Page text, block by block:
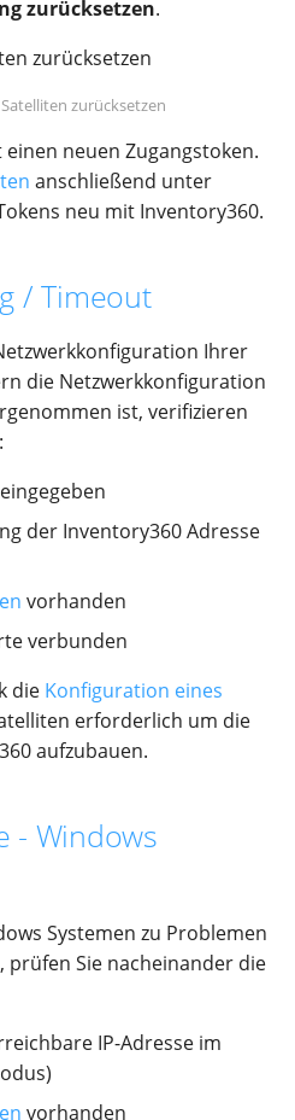
zurücksetzen.
zurücksetzen
neuen Zugangstoken.
anschließend unter
neu mit Inventory360.
/ Timeout
Ihrer
die Netzwerkkonfiguration
ist, verifizieren
der Inventory360 Adresse
vorhanden
verbunden
die Konfiguration eines
erforderlich um die
aufzubauen.
- Windows
Systemen zu Problemen
prüfen Sie nacheinander die
IP-Adresse im
vorhanden